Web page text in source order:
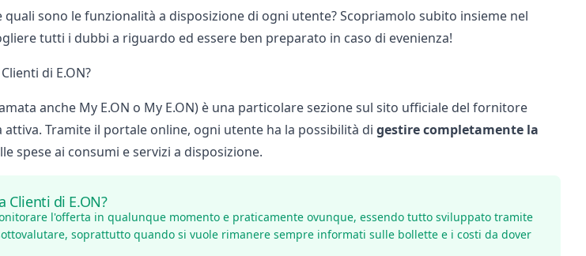
quali sono le funzionalità a disposizione di ogni utente? Scopriamolo subito insieme nel
tutti i dubbi a riguardo ed essere ben preparato in caso di evenienza!
di E.ON?
anche My E.ON o My E.ON) è una particolare sezione sul sito ufficiale del fornitore
Tramite il portale online, ogni utente ha la possibilità di gestire completamente la
spese ai consumi e servizi a disposizione.
Clienti di E.ON?
l'offerta in qualunque momento e praticamente ovunque, essendo tutto sviluppato tramite
soprattutto quando si vuole rimanere sempre informati sulle bollette e i costi da dover